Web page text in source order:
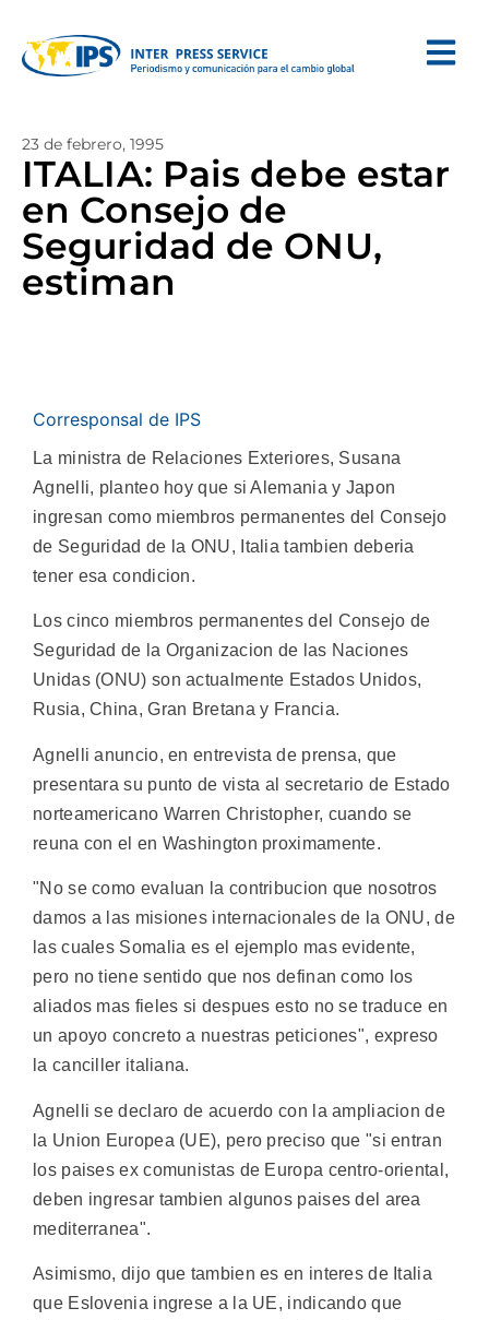
23 de febrero, 1995
ITALIA: Pais debe estar
en Consejo de
Seguridad de ONU,
estiman
Corresponsal de IPS
La ministra de Relaciones Exteriores, Susana
Agnelli, planteo hoy que si Alemania y Japon
ingresan como miembros permanentes del Consejo
de Seguridad de la ONU, Italia tambien deberia
tener esa condicion.
Los cinco miembros permanentes del Consejo de
Seguridad de la Organizacion de las Naciones
Unidas (ONU) son actualmente Estados Unidos,
Rusia, China, Gran Bretana y Francia.
Agnelli anuncio, en entrevista de prensa, que
presentara su punto de vista al secretario de Estado
norteamericano Warren Christopher, cuando se
reuna con el en Washington proximamente.
"No se como evaluan la contribucion que nosotros
damos a las misiones internacionales de la ONU, de
las cuales Somalia es el ejemplo mas evidente,
pero no tiene sentido que nos definan como los
aliados mas fieles si despues esto no se traduce en
un apoyo concreto a nuestras peticiones", expreso
la canciller italiana.
Agnelli se declaro de acuerdo con la ampliacion de
la Union Europea (UE), pero preciso que "si entran
los paises ex comunistas de Europa centro-oriental,
deben ingresar tambien algunos paises del area
mediterranea".
Asimismo, dijo que tambien es en interes de Italia
que Eslovenia ingrese a la UE, indicando que